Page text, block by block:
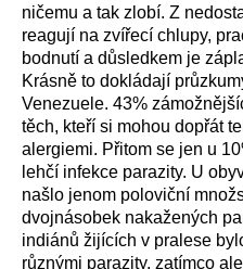
ničemu a tak zlobí. Z
reagují na zvířecí chlupy,
bodnutí a důsledkem je
Krásně to dokládají
Venezuele. 43%
těch, kteří si mohou dopřát
alergiemi. Přitom se jen u
lehčí infekce parazity. U
našlo jenom poloviční
dvojnásobek nakažených
indiánů žijících v pralese
různými parazity, zatímco